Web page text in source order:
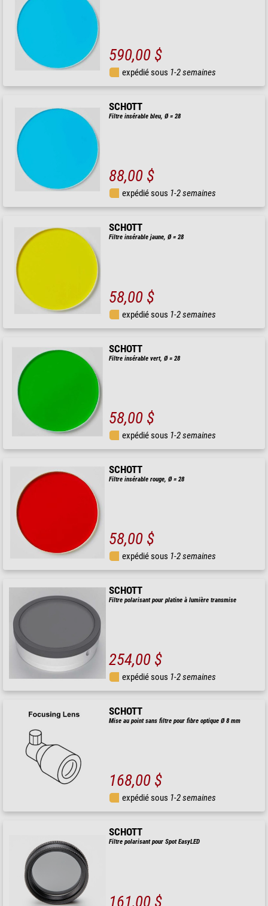
590,00 $
expédié sous 1-2 semaines
SCHOTT
Filtre insérable bleu, Ø = 28
88,00 $
expédié sous 1-2 semaines
SCHOTT
Filtre insérable jaune, Ø = 28
58,00 $
expédié sous 1-2 semaines
SCHOTT
Filtre insérable vert, Ø = 28
58,00 $
expédié sous 1-2 semaines
SCHOTT
Filtre insérable rouge, Ø = 28
58,00 $
expédié sous 1-2 semaines
SCHOTT
Filtre polarisant pour platine à lumière transmise
254,00 $
expédié sous 1-2 semaines
SCHOTT
Mise au point sans filtre pour fibre optique Ø 8 mm
168,00 $
expédié sous 1-2 semaines
SCHOTT
Filtre polarisant pour Spot EasyLED
161,00 $